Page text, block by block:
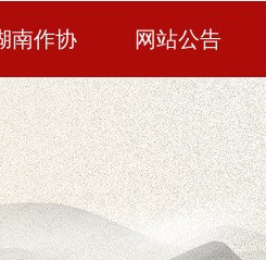
南作协 网站公告